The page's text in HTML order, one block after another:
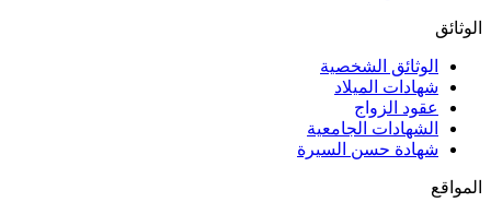
الوثائق
الوثائق الشخصية
شهادات الميلاد
عقود الزواج
الشهادات الجامعية
شهادة حسن السيرة
المواقع